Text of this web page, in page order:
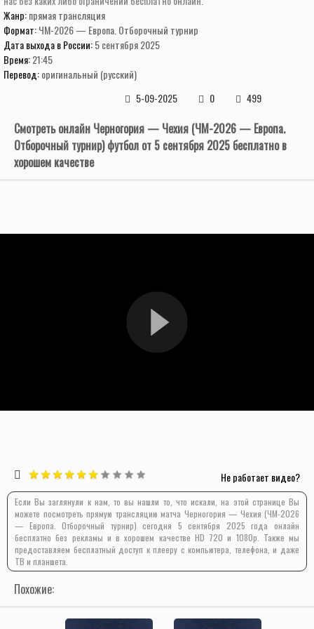
Жанр:прямая трансляция
Формат:ЧМ-2026 — Европа. Отборочный турнир
Дата выхода в России:5 сентября 2025
Время:21:45
Перевод:оригинальный (русский)
5-09-2025
0 499
Смотреть онлайн Черногория — Чехия (ЧМ-2026 — Европа.
Отборочный турнир) футбол от 5 сентября 2025 бесплатно в
хорошем качестве
Не работает видео?
Если Вы заглянули к нам, то вы нашли то, что искали, на этой странице Вы
можете посмотреть прямую трансляцию матча Черногория — Чехия (ЧМ-2026
— Европа. Отборочный турнир) сегодня 5 сентября 2025 года онлайн
бесплатно без рекламы и в хорошем качестве HD 720 и 1080p. Также мы
предоставляем бесплатный доступ к плееру с компьютера, телефона, и даже
ТВ и планшета.
Похожие: